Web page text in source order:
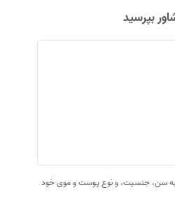
بپرسید
سن، جنسیت، و نوع پوست و موی خود